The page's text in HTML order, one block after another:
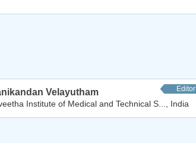
Velayutham Editor
Institute of Medical and Technical S..., India